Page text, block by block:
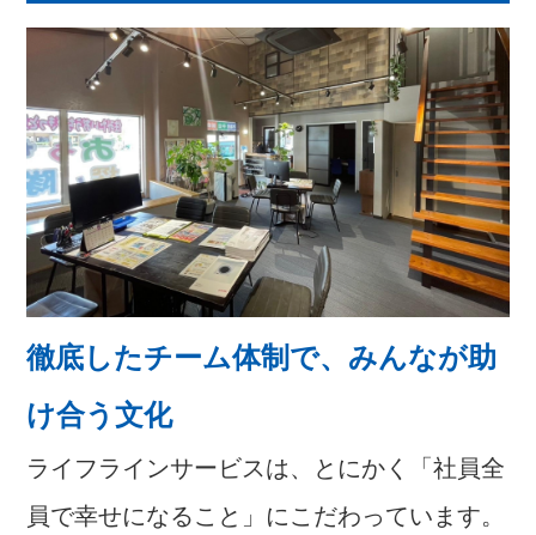
徹底したチーム体制で、みんなが助
け合う文化
ライフラインサービスは、とにかく「社員全
員で幸せになること」にこだわっています。